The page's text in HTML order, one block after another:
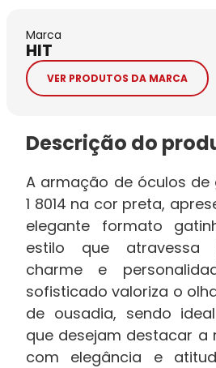
Marca
HIT
VER PRODUTOS DA MARCA
Descrição do
A armação de óculos de
1 8014 na cor preta,
elegante formato
estilo que atravessa
charme e
sofisticado valoriza o
de ousadia, sendo
que desejam destacar a
com elegância e